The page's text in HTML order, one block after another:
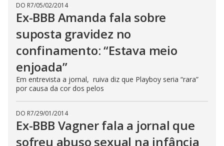
DO R7/05/02/2014
Ex-BBB Amanda fala sobre
suposta gravidez no
confinamento: “Estava meio
enjoada”
Em entrevista a jornal, ruiva diz que Playboy seria “rara”
por causa da cor dos pelos
DO R7/29/01/2014
Ex-BBB Vagner fala a jornal que
sofreu abuso sexual na infância